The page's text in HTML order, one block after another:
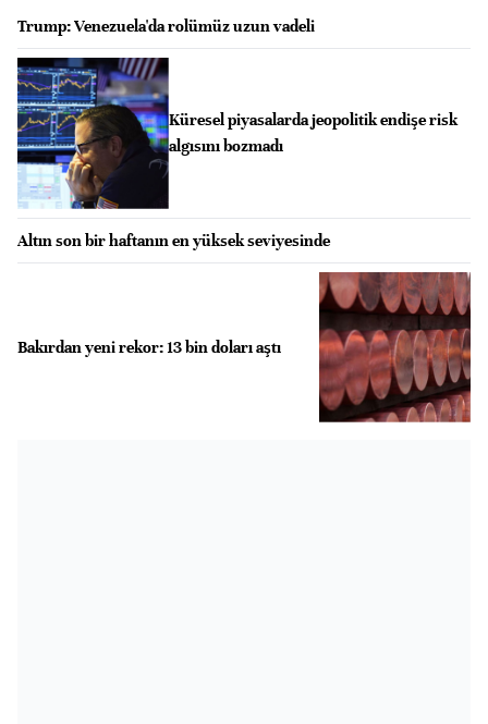
Trump: Venezuela'da rolümüz uzun vadeli
Küresel piyasalarda jeopolitik endişe risk
algısını bozmadı
Altın son bir haftanın en yüksek seviyesinde
Bakırdan yeni rekor: 13 bin doları aştı